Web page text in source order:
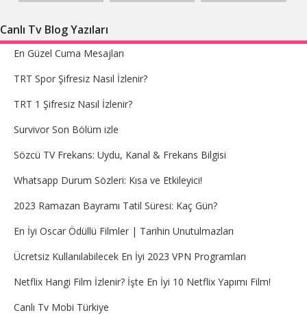
Canlı Tv Blog Yazıları
En Güzel Cuma Mesajları
TRT Spor Şifresiz Nasıl İzlenir?
TRT 1 Şifresiz Nasıl İzlenir?
Survivor Son Bölüm izle
Sözcü TV Frekans: Uydu, Kanal & Frekans Bilgisi
Whatsapp Durum Sözleri: Kısa ve Etkileyici!
2023 Ramazan Bayramı Tatil Süresi: Kaç Gün?
En İyi Oscar Ödüllü Filmler | Tarihin Unutulmazları
Ücretsiz Kullanılabilecek En İyi 2023 VPN Programları
Netflix Hangi Film İzlenir? İşte En İyi 10 Netflix Yapımı Film!
Canlı Tv Mobi Türkiye